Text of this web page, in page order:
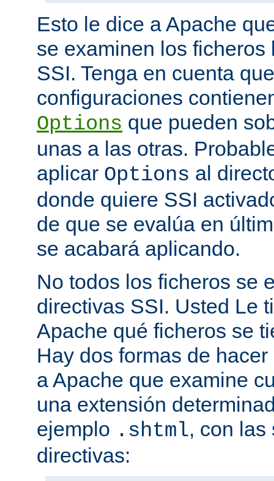
Esto le dice a Apache
se examinen los
SSI. Tenga en cuenta
configuraciones
Options que pueden
unas a las otras.
aplicar Options al
donde quiere SSI
de que se evalúa en
se acabará aplicando.
No todos los ficheros se
directivas SSI. Usted Le
Apache qué ficheros se
Hay dos formas de
a Apache que examine
una extensión
ejemplo .shtml, con las
directivas: